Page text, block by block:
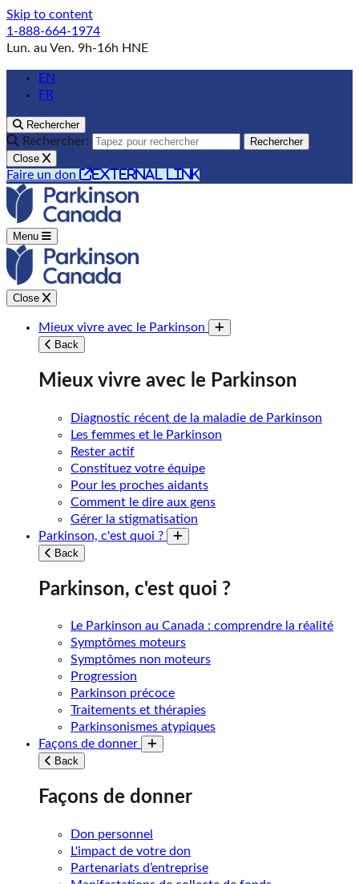
Skip to content
1-888-664-1974
Lun. au Ven. 9h-16h HNE
EN
FR
Rechercher
Rechercher:
Rechercher
Close
Faire un don external link
Menu
Close
Mieux vivre avec le Parkinson
Toggle submenu
Back
Mieux vivre avec le Parkinson
Diagnostic récent de la maladie de Parkinson
Les femmes et le Parkinson
Rester actif
Constituez votre équipe
Pour les proches aidants
Comment le dire aux gens
Gérer la stigmatisation
Parkinson, c'est quoi ?
Toggle submenu
Back
Parkinson, c'est quoi ?
Le Parkinson au Canada : comprendre la réalité
Symptômes moteurs
Symptômes non moteurs
Progression
Parkinson précoce
Traitements et thérapies
Parkinsonismes atypiques
Façons de donner
Toggle submenu
Back
Façons de donner
Don personnel
L'impact de votre don
Partenariats d’entreprise